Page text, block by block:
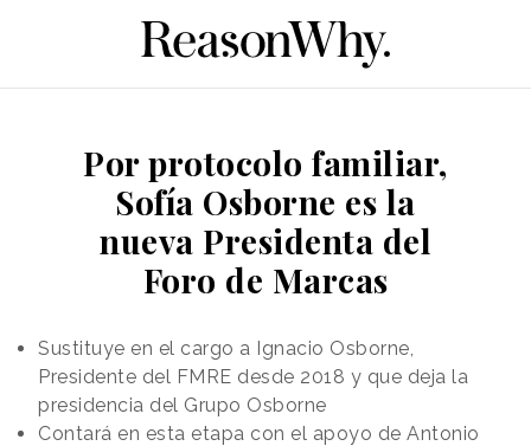
Por protocolo familiar,
Sofía Osborne es la
nueva Presidenta del
Foro de Marcas
Sustituye en el cargo a Ignacio Osborne,
Presidente del FMRE desde 2018 y que deja la
presidencia del Grupo Osborne
Contará en esta etapa con el apoyo de Antonio